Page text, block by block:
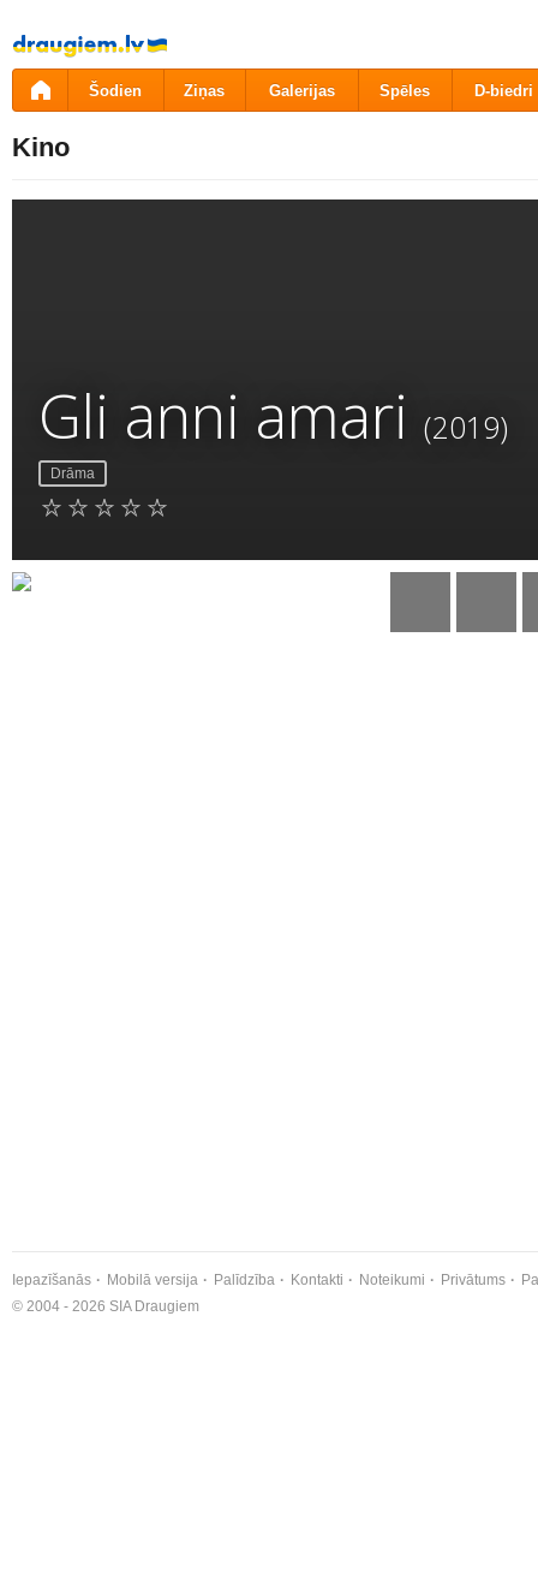
Pāriet
uz
saturu
Šodien Ziņas Galerijas Spēles D-biedri
Kino
Gli anni amari (2019)
Drāma
Iepazīšanās Mobilā versija Palīdzība Kontakti Noteikumi Privātums
© 2004 - 2026 SIA Draugiem